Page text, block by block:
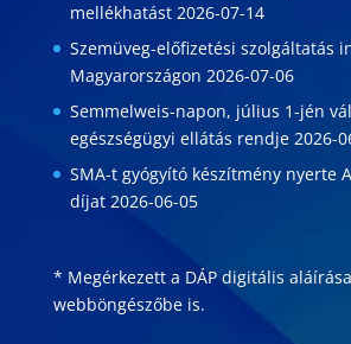
mellékhatást 2026-07-14
Szemüveg-előfizetési szolgáltatás
Magyarországon 2026-07-06
Semmelweis-napon, július 1-jén
egészségügyi ellátás rendje 2026-
SMA-t gyógyító készítmény nyerte
díjat 2026-06-05
* Megérkezett a DÁP digitális aláírása
webböngészőbe is.